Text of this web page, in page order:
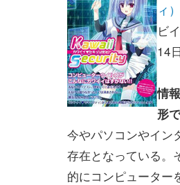
ィ）
ビ
14
情
形
今やパソコンやイン
存在となっている。
的にコンピューター